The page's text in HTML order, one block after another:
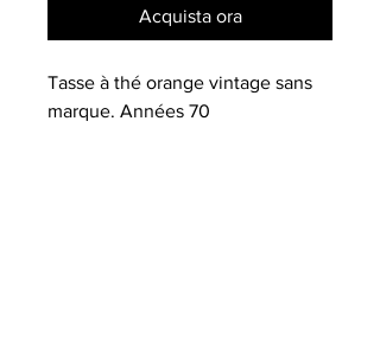
Acquista ora
Tasse à thé orange vintage sans
marque. Années 70